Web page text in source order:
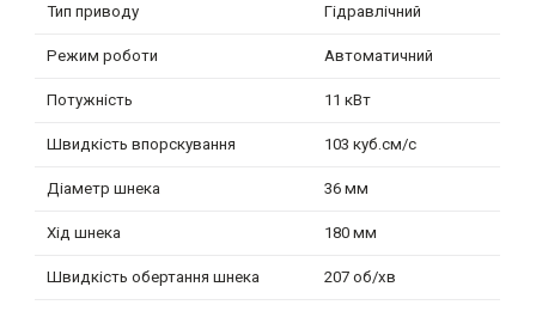
Тип приводу Гідравлічний
Режим роботи Автоматичний
Потужність 11 кВт
Швидкість впорскування 103 куб.см/с
Діаметр шнека 36 мм
Хід шнека 180 мм
Швидкість обертання шнека 207 об/хв